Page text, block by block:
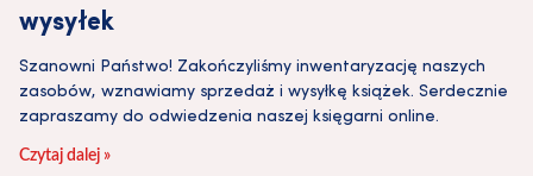
wysyłek
Szanowni Państwo! Zakończyliśmy inwentaryzację naszych
zasobów, wznawiamy sprzedaż i wysyłkę książek. Serdecznie
zapraszamy do odwiedzenia naszej księgarni online.
Czytaj dalej »